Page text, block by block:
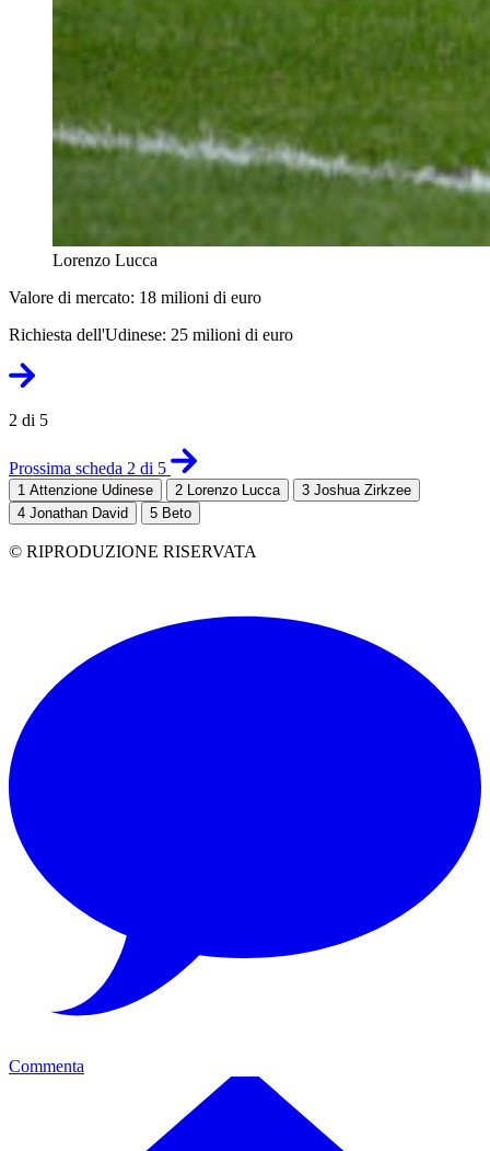
Lorenzo Lucca
Valore di mercato: 18 milioni di euro
Richiesta dell'Udinese: 25 milioni di euro
2 di 5
Prossima scheda 2 di 5
1 Attenzione Udinese 2 Lorenzo Lucca 3 Joshua Zirkzee
4 Jonathan David 5 Beto
© RIPRODUZIONE RISERVATA
Commenta